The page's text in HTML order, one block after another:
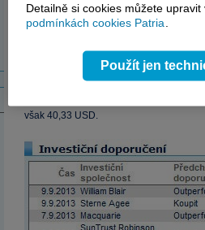
15 z 39 analytiků aktivních na Wall
však 40,33 USD.
Detailně si cookies můžete
podmínkách cookies Patria
Použít jen